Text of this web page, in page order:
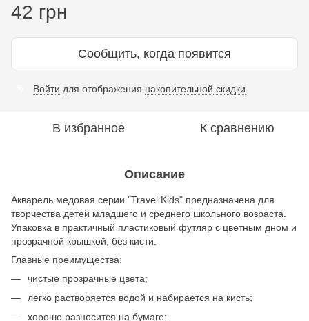
42 грн
Сообщить, когда появится
Войти для отображения накопительной скидки
В избранное К сравнению
Описание
Акварель медовая серии "Travel Kids" предназначена для
творчества детей младшего и среднего школьного возраста.
Упаковка в практичный пластиковый футляр с цветным дном и
прозрачной крышкой, без кисти.
Главные преимущества:
чистые прозрачные цвета;
легко растворяется водой и набирается на кисть;
хорошо разносится на бумаге;